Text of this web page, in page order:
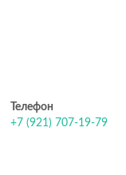
Телефон
+7 (921) 707-19-79